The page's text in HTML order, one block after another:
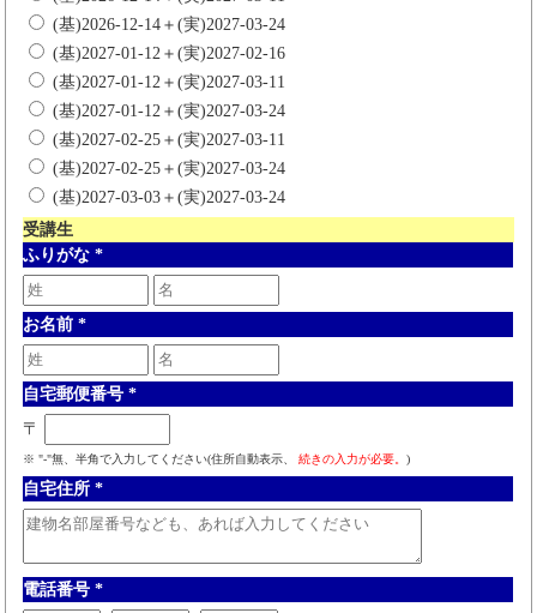
(基)2026-12-14＋(実)2027-03-24
(基)2027-01-12＋(実)2027-02-16
(基)2027-01-12＋(実)2027-03-11
(基)2027-01-12＋(実)2027-03-24
(基)2027-02-25＋(実)2027-03-11
(基)2027-02-25＋(実)2027-03-24
(基)2027-03-03＋(実)2027-03-24
受講生
ふりがな *
お名前 *
自宅郵便番号 *
〒
※ "-"無、半角で入力してください(住所自動表示、 続きの入力が必要。 )
自宅住所 *
電話番号 *